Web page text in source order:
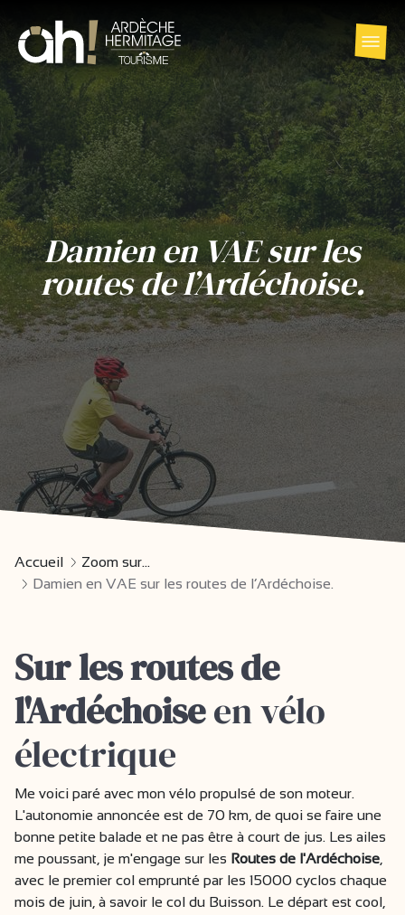
Damien en VAE sur les
routes de l’Ardéchoise.
Accueil
Zoom sur...
Damien en VAE sur les routes de l’Ardéchoise.
Sur les routes de
l'Ardéchoiseen vélo
électrique
Me voici paré avec mon vélo propulsé de son moteur.
L'autonomie annoncée est de 70 km, de quoi se faire une
bonne petite balade et ne pas être à court de jus. Les ailes
me poussant, je m'engage sur les Routes de l'Ardéchoise
avec le premier col emprunté par les 15000 cyclos chaque
mois de juin, à savoir le col du Buisson. Le départ est cool,